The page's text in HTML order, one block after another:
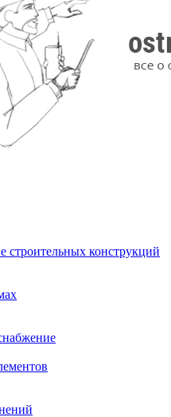
строительных конструкций